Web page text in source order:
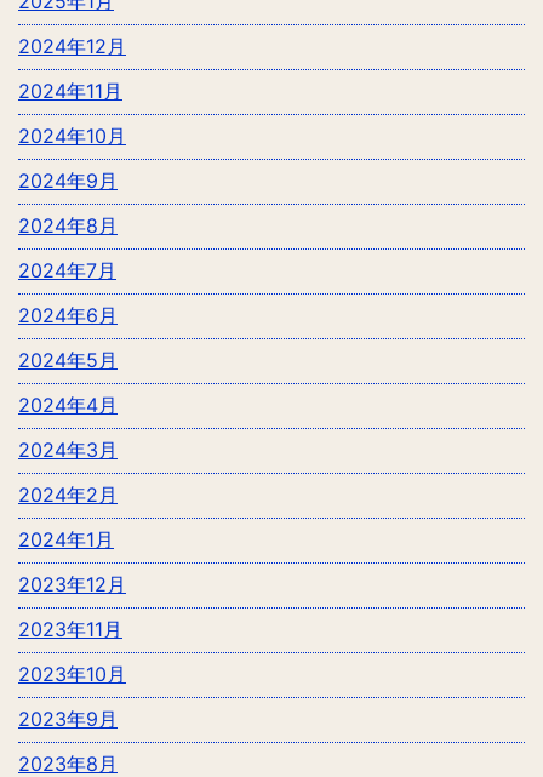
2024年12月
2024年11月
2024年10月
2024年9月
2024年8月
2024年7月
2024年6月
2024年5月
2024年4月
2024年3月
2024年2月
2024年1月
2023年12月
2023年11月
2023年10月
2023年9月
2023年8月